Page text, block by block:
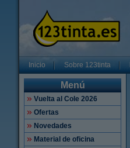
Inicio Sobre 123tinta
Menú
Vuelta al Cole 2026
Ofertas
Novedades
Material de oficina